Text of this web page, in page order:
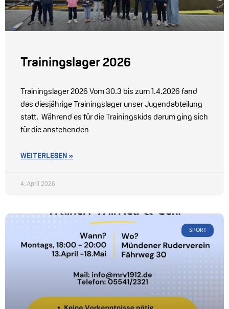
Trainingslager 2026
Trainingslager 2026 Vom 30.3 bis zum 1.4.2026 fand
das diesjährige Trainingslager unser Jugendabteilung
statt. Während es für die Trainingskids darum ging sich
für die anstehenden
WEITERLESEN »
4. April 2026
SPORT